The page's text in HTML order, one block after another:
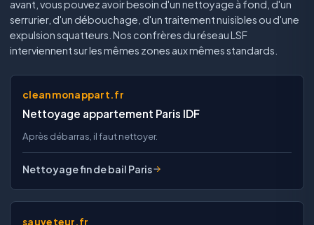
avant, vous pouvez avoir besoin d'un nettoyage à fond, d'un
serrurier, d'un débouchage, d'un traitement nuisibles ou d'une
expulsion squatteurs. Nos confrères du réseau LSF
interviennent sur les mêmes zones aux mêmes standards.
cleanmonappart.fr
Nettoyage appartement Paris IDF
Après débarras, il faut nettoyer.
Nettoyage fin de bail Paris
sauveteur.fr